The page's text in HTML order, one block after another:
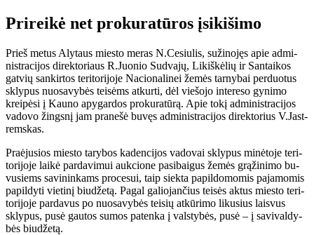
Pri­rei­kė net pro­ku­ra­tū­ros įsi­ki­ši­mo
Prieš me­tus Aly­taus mies­to me­ras N.Ce­siu­lis, su­ži­no­jęs apie ad­mi­
nist­ra­ci­jos di­rek­to­riaus R.Juo­nio Su­dva­jų, Li­kiš­kė­lių ir San­tai­kos
gat­vių san­kir­tos te­ri­to­ri­jo­je Nacionalinei žemės tarnybai per­duo­tus
skly­pus nuo­sa­vy­bės tei­sėms at­kur­ti, dėl vie­šo­jo in­te­re­so gy­ni­mo
krei­pė­si į Kau­no apy­gar­dos pro­ku­ra­tū­rą. Apie to­kį ad­mi­nist­ra­ci­jos
va­do­vo žings­nį jam pra­ne­šė bu­vęs ad­mi­nist­ra­ci­jos di­rek­to­rius V.Jast­
rems­kas.
Pra­ėju­sios mies­to ta­ry­bos ka­den­ci­jos va­do­vai skly­pus mi­nė­to­je te­ri­
to­ri­jo­je lai­kė par­da­vi­mui auk­cio­ne pa­si­bai­gus že­mės grą­ži­ni­mo bu­
vu­siems sa­vi­nin­kams pro­ce­sui, taip siek­ta pa­pil­do­mo­mis pa­ja­mo­mis
pa­pil­dy­ti vie­ti­nį biu­dže­tą. Pa­gal ga­lio­jan­čius tei­sės ak­tus mies­to te­ri­
to­ri­jo­je par­da­vus po nuo­sa­vy­bės tei­sių at­kū­ri­mo li­ku­sius lais­vus
skly­pus, pu­sė gau­tos su­mos pa­ten­ka į vals­ty­bės, pu­sė – į sa­vi­val­dy­
bės biu­dže­tą.